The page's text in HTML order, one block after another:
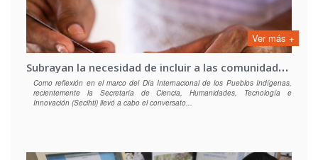
Ver más +
S
ubrayan la necesidad de incluir a las comunidades en el desarrollo tecnológico y evitar prácticas extractivistas.
Como reflexión en el marco del Día Internacional de los Pueblos Indígenas,
recientemente la Secretaría de Ciencia, Humanidades, Tecnología e
Innovación (Secihti) llevó a cabo el conversato...